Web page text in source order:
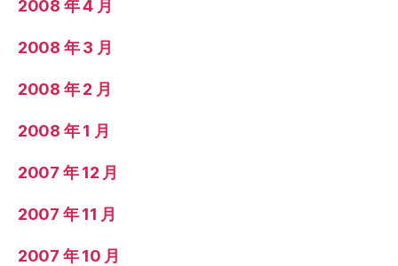
2008 年 4 月
2008 年 3 月
2008 年 2 月
2008 年 1 月
2007 年 12 月
2007 年 11 月
2007 年 10 月